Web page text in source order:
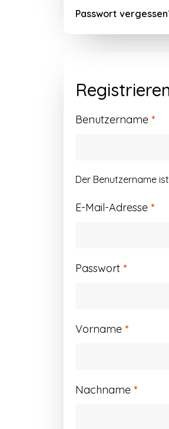
Passwort
Benutzername *
Der Benutzername
E-Mail-Adresse *
Passwort *
Vorname *
Nachname *